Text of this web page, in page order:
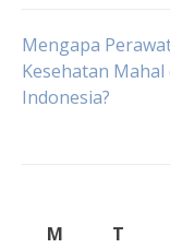
Post
Mengapa
Kesehatan Mahal
Indonesia?
M
T